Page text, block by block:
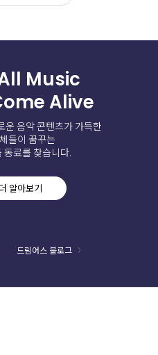
Music
Alive
운 음악 콘텐츠가 가득한
들이 꿈꾸는
동료를 찾습니다.
알아보기
드림어스 블로그